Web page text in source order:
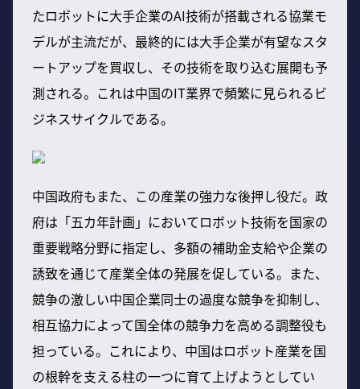
たロボットに大手企業のAI技術が搭載される協業モ
デルが主流だが、最終的には大手企業が有望なスタ
ートアップを買収し、その技術を取り込む展開も予
測される。これは中国のIT業界で頻繁に見られるビ
ジネスサイクルである。
中国政府もまた、この産業の強力な後押し役だ。政
府は「五カ年計画」においてロボット技術を国家の
重要戦略分野に指定し、多額の補助金支給や企業の
誘致を通じて産業全体の発展を促している。また、
競争の激しい中国企業同士の過度な競争を抑制し、
相互協力によって国全体の競争力を高める調整役も
担っている。これにより、中国はロボット産業を国
の根幹を支える柱の一つに育て上げようとしてい